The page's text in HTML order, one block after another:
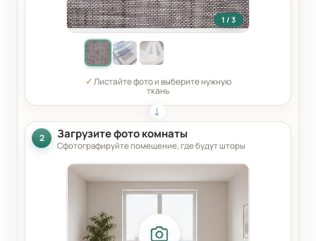
1 / 3
✓Листайте фото и выберите нужную
ткань
2 Загрузите фото комнаты
Сфотографируйте помещение, где будут шторы